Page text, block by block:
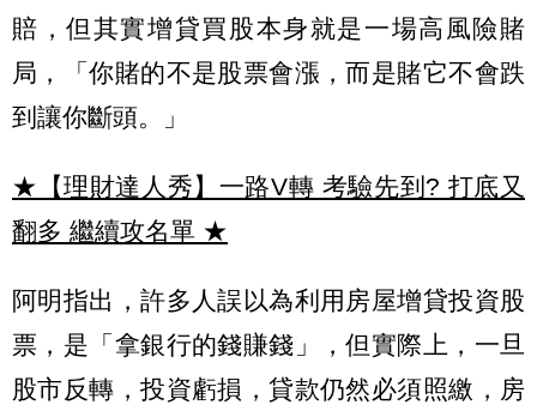
賠，但其實增貸買股本身就是一場高風險賭
局，「你賭的不是股票會漲，而是賭它不會跌
到讓你斷頭。」
★【理財達人秀】一路V轉 考驗先到? 打底又
翻多 繼續攻名單 ★
阿明指出，許多人誤以為利用房屋增貸投資股
票，是「拿銀行的錢賺錢」，但實際上，一旦
股市反轉，投資虧損，貸款仍然必須照繳，房